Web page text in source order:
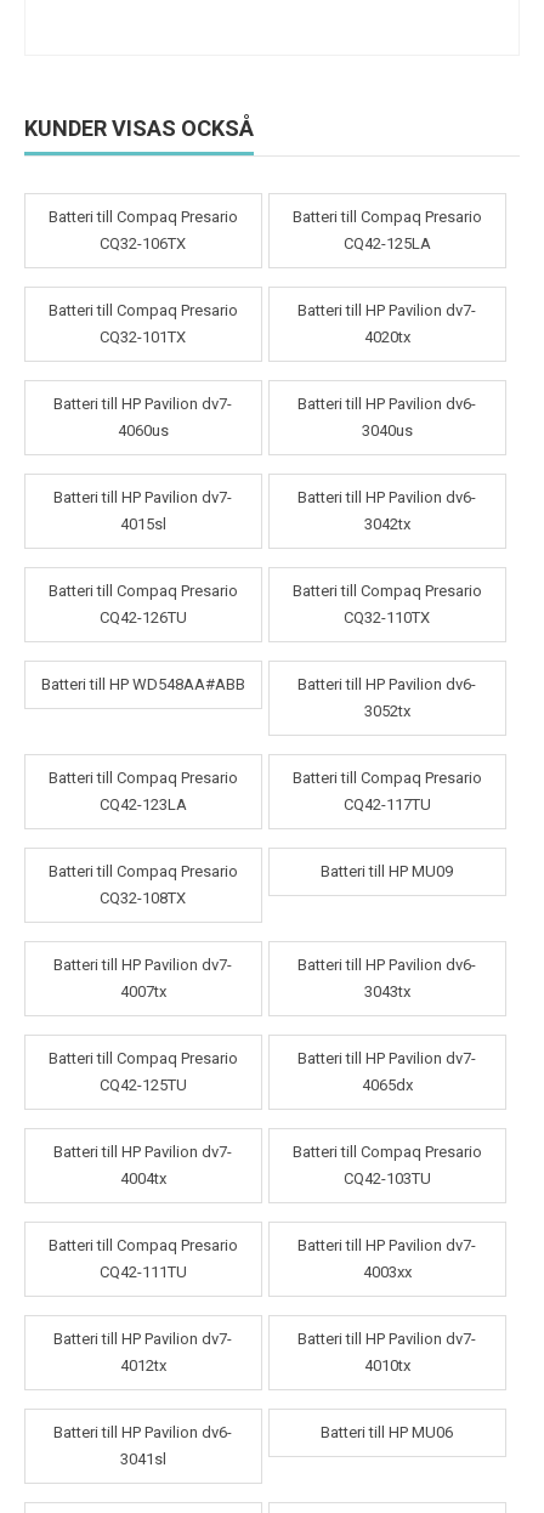
KUNDER VISAS OCKSÅ
Batteri till Compaq Presario
CQ32-106TX
Batteri till Compaq Presario
CQ42-125LA
Batteri till Compaq Presario
CQ32-101TX
Batteri till HP Pavilion dv7-
4020tx
Batteri till HP Pavilion dv7-
4060us
Batteri till HP Pavilion dv6-
3040us
Batteri till HP Pavilion dv7-
4015sl
Batteri till HP Pavilion dv6-
3042tx
Batteri till Compaq Presario
CQ42-126TU
Batteri till Compaq Presario
CQ32-110TX
Batteri till HP WD548AA#ABB
Batteri till HP Pavilion dv6-
3052tx
Batteri till Compaq Presario
CQ42-123LA
Batteri till Compaq Presario
CQ42-117TU
Batteri till Compaq Presario
CQ32-108TX
Batteri till HP MU09
Batteri till HP Pavilion dv7-
4007tx
Batteri till HP Pavilion dv6-
3043tx
Batteri till Compaq Presario
CQ42-125TU
Batteri till HP Pavilion dv7-
4065dx
Batteri till HP Pavilion dv7-
4004tx
Batteri till Compaq Presario
CQ42-103TU
Batteri till Compaq Presario
CQ42-111TU
Batteri till HP Pavilion dv7-
4003xx
Batteri till HP Pavilion dv7-
4012tx
Batteri till HP Pavilion dv7-
4010tx
Batteri till HP Pavilion dv6-
3041sl
Batteri till HP MU06